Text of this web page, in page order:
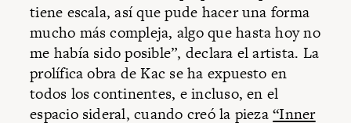
tiene escala, así que pude hacer una forma
mucho más compleja, algo que hasta hoy no
me había sido posible”, declara el artista. La
prolífica obra de Kac se ha expuesto en
todos los continentes, e incluso, en el
espacio sideral, cuando creó la pieza“Inner